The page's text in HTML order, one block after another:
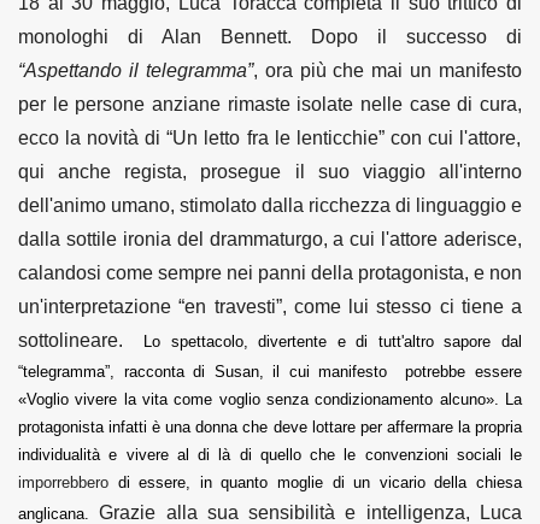
monologhi di Alan Bennett. Dopo il successo di
“Aspettando il telegramma”, ora più che mai un manifesto
per le persone anziane rimaste isolate nelle case di cura,
ecco la novità di “Un letto fra le lenticchie”con cui l'attore,
qui anche regista, prosegue il suo viaggio all'interno
dell'animo umano, stimolato dalla ricchezza di linguaggio e
dalla sottile ironia del drammaturgo, a cui l'attore aderisce,
calandosi come sempre nei panni della protagonista, e non
un'interpretazione “en travesti”, come lui stesso ci tiene a
sottolineare.
Lo spettacolo, divertente e di tutt'altro sapore dal
“telegramma”, racconta di Susan, il cui manifesto potrebbe essere
«Voglio vivere la vita come voglio senza condizionamento alcuno». La
protagonista infatti è una donna che deve lottare per affermare la propria
individualità e vivere al di là di quello che le convenzioni sociali le
imporrebbero di essere, in quanto moglie di un vicario della chiesa
anglicana.Grazie alla sua sensibilità e intelligenza, Luca